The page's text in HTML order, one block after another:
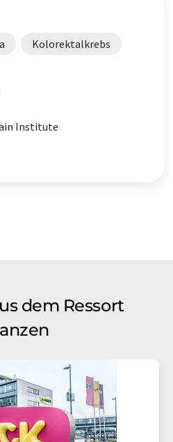
Kolorektalkrebs
Institute
dem Ressort